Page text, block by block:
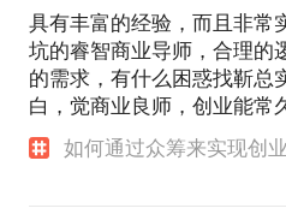
具有丰富的经验，而且非常
坑的睿智商业导师，合理的
的需求，有什么困惑找靳总
白，觉商业良师，创业能常
如何通过众筹来实现创